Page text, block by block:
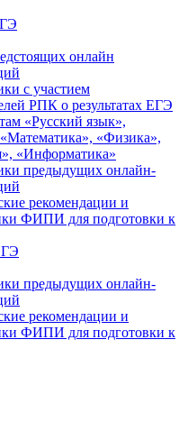
онлайн
с участием
РПК о результатах ЕГЭ
«Русский язык»,
«Физика»,
«Информатика»
предыдущих онлайн-
рекомендации и
ФИПИ для подготовки к
предыдущих онлайн-
рекомендации и
ФИПИ для подготовки к